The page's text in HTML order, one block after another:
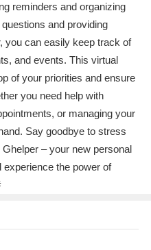
reminders and organizing
and providing
you can easily keep track of
and events. This virtual
of your priorities and ensure
you need help with
or managing your
Say goodbye to stress
– your new personal
the power of